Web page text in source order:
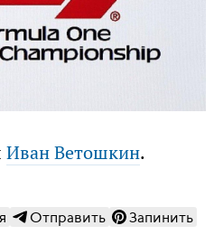
Иван Ветошкин.
Отправить Запинить